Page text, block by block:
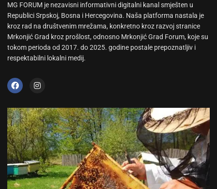
MG FORUM je nezavisni informativni digitalni kanal smješten u
Republici Srpskoj, Bosna i Hercegovina. Naša platforma nastala je
kroz rad na društvenim mrežama, konkretno kroz razvoj stranice
Mrkonjić Grad kroz prošlost, odnosno Mrkonjić Grad Forum, koje su
tokom perioda od 2017. do 2025. godine postale prepoznatljiv i
respektabilni lokalni medij.